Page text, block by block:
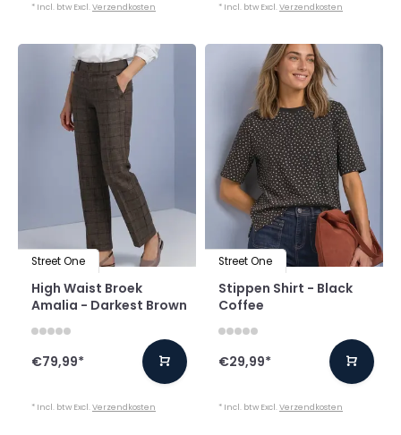
* Incl. btw Excl.Verzendkosten * Incl. btw Excl.Verzendkosten
Street One
High Waist Broek
Amalia - Darkest Brown
€79,99*
* Incl. btw Excl.Verzendkosten
Street One
Stippen Shirt - Black
Coffee
€29,99*
* Incl. btw Excl.Verzendkosten